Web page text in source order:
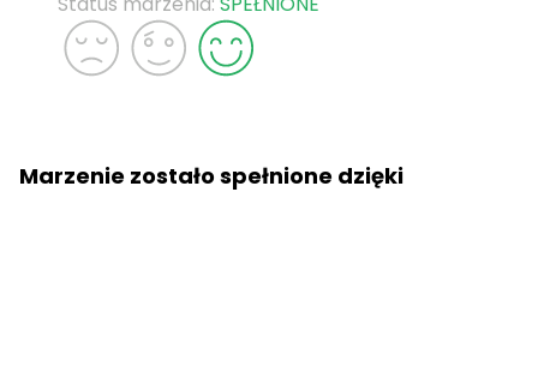
Marzenie zostało spełnione dzięki